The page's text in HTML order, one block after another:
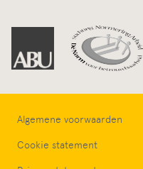
Algemene voorwaarden
Cookie statement